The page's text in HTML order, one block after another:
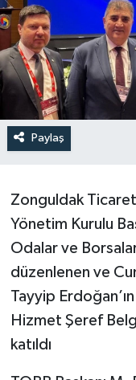
Paylaş
Zonguldak Ticaret
Yönetim Kurulu
Odalar ve
düzenlenen ve
Tayyip
Hizmet Şeref
katıldı